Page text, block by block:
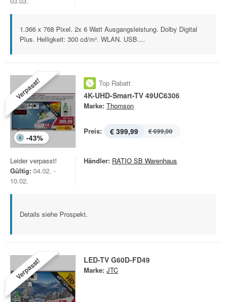
1.366 x 768 Pixel. 2x 6 Watt Ausgangsleistung. Dolby Digital
Plus. Helligkeit: 300 cd/m². WLAN. USB....
Verpasst!
-43%
Top Rabatt
4K-UHD-Smart-TV 49UC6306
Marke: Thomson
Preis: € 399,99 € 699,00
Leider verpasst!
Gültig: 04.02. -
10.02.
Händler: RATIO SB Warenhaus
Details siehe Prospekt.
Verpasst! LED-TV G60D-FD49
Marke: JTC